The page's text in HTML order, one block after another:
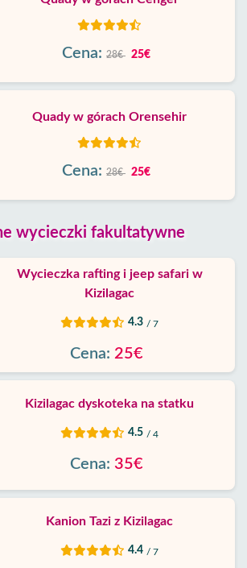
Cena: 28€ 25€
Quady w górach Orensehir
Cena: 28€ 25€
wycieczki fakultatywne
Wycieczka rafting i jeep safari w
Kizilagac
4.3 / 7
Cena: 25€
Kizilagac dyskoteka na statku
4.5 / 4
Cena: 35€
Kanion Tazi z Kizilagac
4.4 / 7